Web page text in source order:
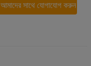
আমাদের সাথে যোগাযোগ করুন